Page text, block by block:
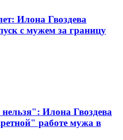
Илона Гвоздева
с мужем за границу
Илона Гвоздева
работе мужа в